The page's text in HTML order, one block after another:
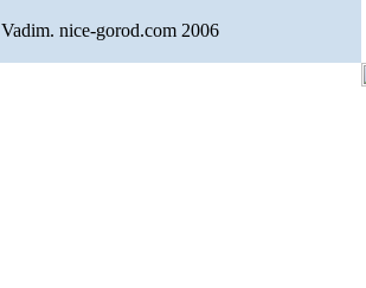
Vadim. nice-gorod.com 2006